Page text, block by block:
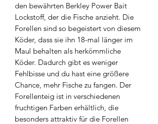
den bewährten Berkley Power Bait
Lockstoff, der die Fische anzieht. Die
Forellen sind so begeistert von diesem
Köder, dass sie ihn 18-mal länger im
Maul behalten als herkömmliche
Köder. Dadurch gibt es weniger
Fehlbisse und du hast eine größere
Chance, mehr Fische zu fangen. Der
Forellenteig ist in verschiedenen
fruchtigen Farben erhältlich, die
besonders attraktiv für die Forellen